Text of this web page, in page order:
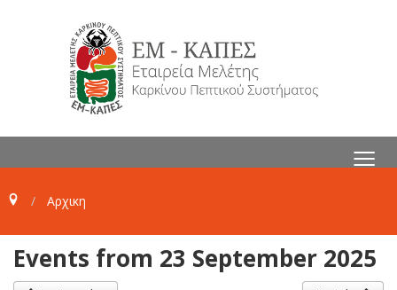
≡
Αρχικη
Events from 23 September 2025